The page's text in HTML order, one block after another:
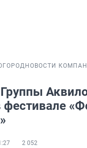
ГОРОД НОВОСТИ
фестивале
2 052